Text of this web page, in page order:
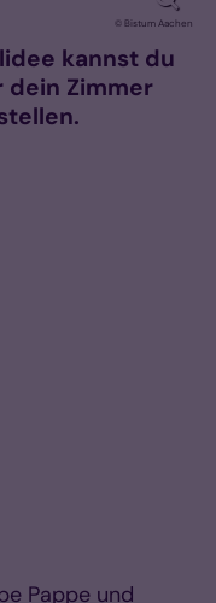
© Bistum Aachen
kannst du
dein Zimmer
Pappe und